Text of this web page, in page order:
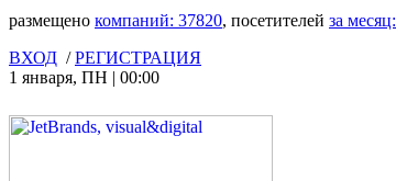
размещено компаний: 37820, посетителей за месяц:
ВХОД /РЕГИСТРАЦИЯ
1 января, ПН | 00:00